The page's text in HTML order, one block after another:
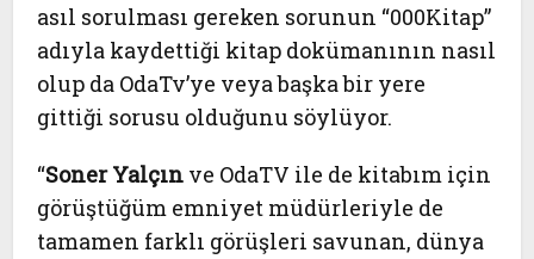
asıl sorulması gereken sorunun “000Kitap”
adıyla kaydettiği kitap dokümanının nasıl
olup da OdaTv’ye veya başka bir yere
gittiği sorusu olduğunu söylüyor.
“Soner Yalçın ve OdaTV ile de kitabım için
görüştüğüm emniyet müdürleriyle de
tamamen farklı görüşleri savunan, dünya